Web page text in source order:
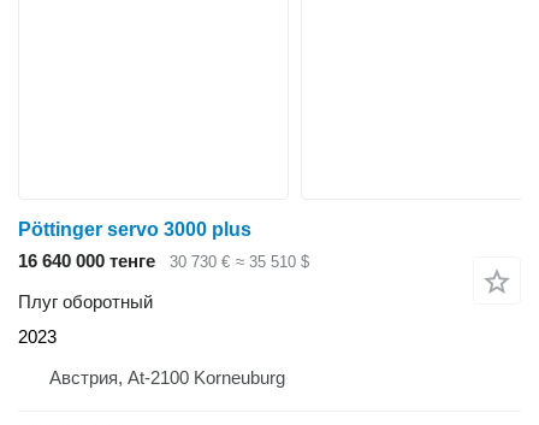
Pöttinger servo 3000 plus
16 640 000 тенге
30 730 € ≈ 35 510 $
Плуг оборотный
2023
Австрия, At-2100 Korneuburg